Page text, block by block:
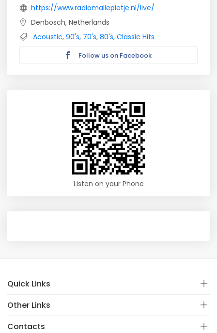
https://www.radiomallepietje.nl/live/
Denbosch, Netherlands
Acoustic, 90's, 70's, 80's, Classic Hits
Follow us on Facebook
Listen on your Phone
Quick Links
Other Links
Contacts